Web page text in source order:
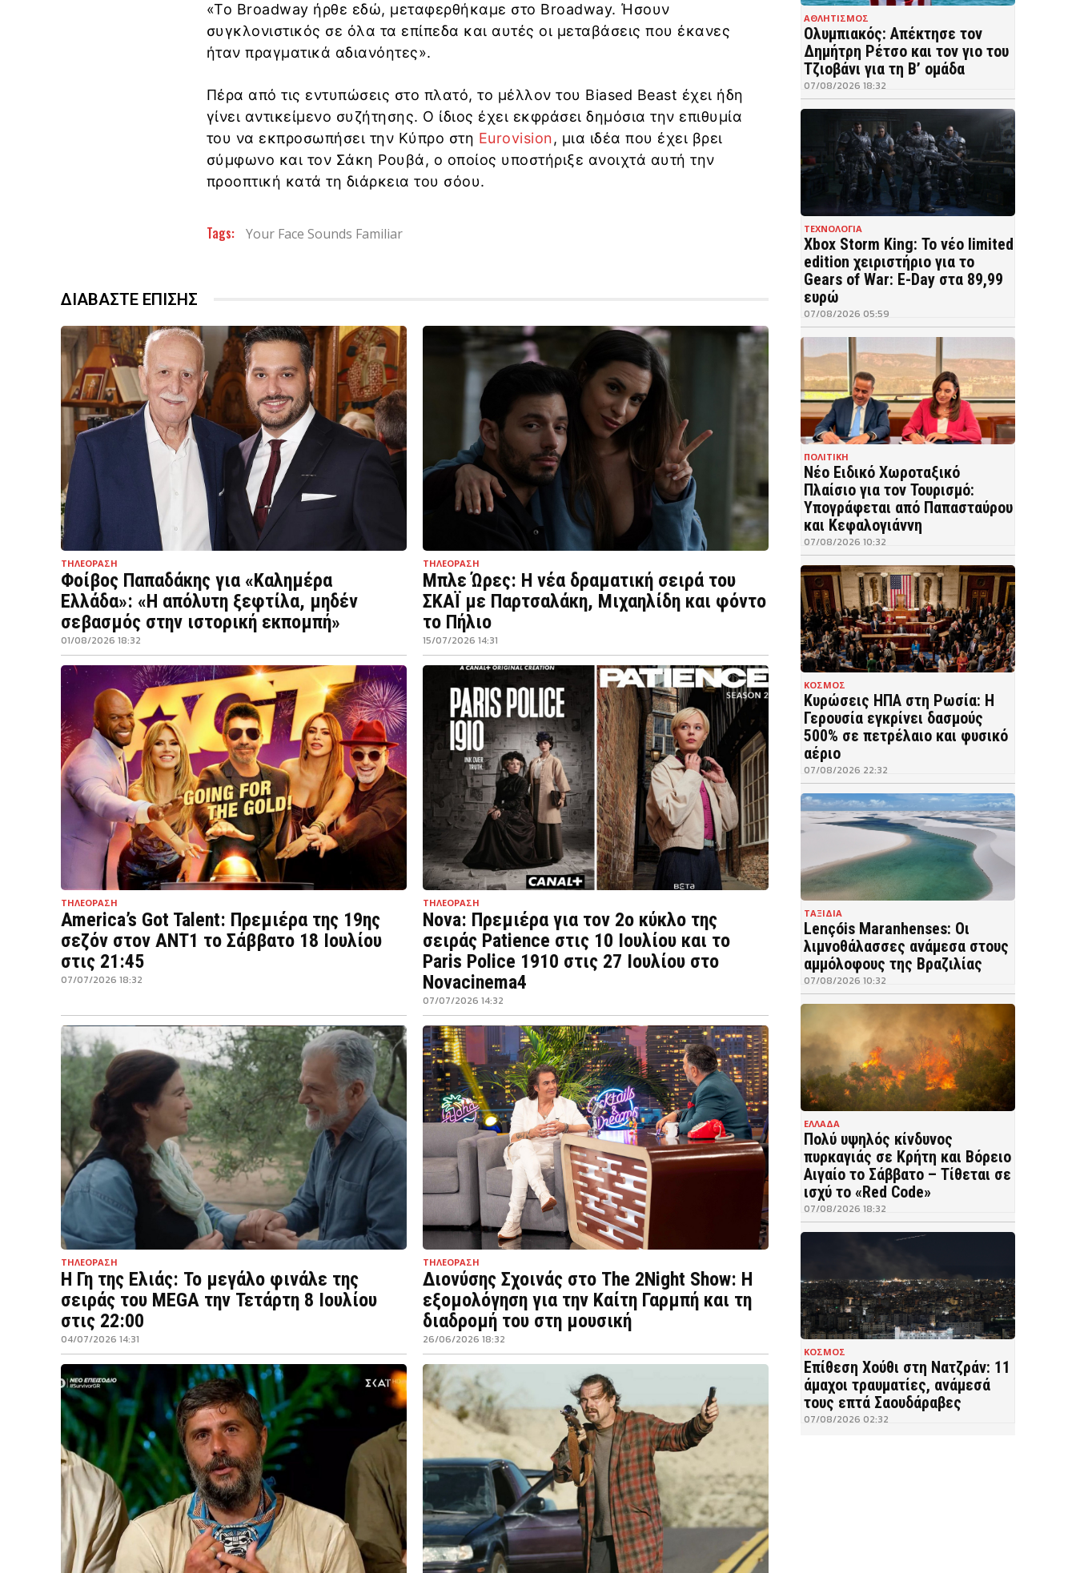
«Το Broadway ήρθε εδώ, μεταφερθήκαμε στο Broadway. Ήσουν
συγκλονιστικός σε όλα τα επίπεδα και αυτές οι μεταβάσεις που έκανες
ήταν πραγματικά αδιανόητες».
Πέρα από τις εντυπώσεις στο πλατό, το μέλλον του Biased Beast έχει ήδη
γίνει αντικείμενο συζήτησης. Ο ίδιος έχει εκφράσει δημόσια την επιθυμία
του να εκπροσωπήσει την Κύπρο στη Eurovision, μια ιδέα που έχει βρει
σύμφωνο και τον Σάκη Ρουβά, ο οποίος υποστήριξε ανοιχτά αυτή την
προοπτική κατά τη διάρκεια του σόου.
Tags: Your Face Sounds Familiar
ΔΙΑΒΑΣΤΕ ΕΠΙΣΗΣ
ΤΗΛΕΟΡΑΣΗ
Φοίβος Παπαδάκης για «Καλημέρα
Ελλάδα»: «Η απόλυτη ξεφτίλα, μηδέν
σεβασμός στην ιστορική εκπομπή»
01/08/2026 18:32
ΤΗΛΕΟΡΑΣΗ
Μπλε Ώρες: Η νέα δραματική σειρά του
ΣΚΑΪ με Παρτσαλάκη, Μιχαηλίδη και φόντο
το Πήλιο
15/07/2026 14:31
ΤΗΛΕΟΡΑΣΗ
America’s Got Talent: Πρεμιέρα της 19ης
σεζόν στον ΑΝΤ1 το Σάββατο 18 Ιουλίου
στις 21:45
07/07/2026 18:32
ΤΗΛΕΟΡΑΣΗ
Nova: Πρεμιέρα για τον 2ο κύκλο της
σειράς Patience στις 10 Ιουλίου και το
Paris Police 1910 στις 27 Ιουλίου στο
Novacinema4
07/07/2026 14:32
ΤΗΛΕΟΡΑΣΗ
Η Γη της Ελιάς: Το μεγάλο φινάλε της
σειράς του MEGA την Τετάρτη 8 Ιουλίου
στις 22:00
04/07/2026 14:31
ΤΗΛΕΟΡΑΣΗ
Διονύσης Σχοινάς στο The 2Night Show: Η
εξομολόγηση για την Καίτη Γαρμπή και τη
διαδρομή του στη μουσική
26/06/2026 18:32
ΑΘΛΗΤΙΣΜΟΣ
Ολυμπιακός: Απέκτησε τον
Δημήτρη Ρέτσο και τον γιο του
Τζιοβάνι για τη Β’ ομάδα
07/08/2026 18:32
ΤΕΧΝΟΛΟΓΙΑ
Xbox Storm King: Το νέο limited
edition χειριστήριο για το
Gears of War: E-Day στα 89,99
ευρώ
07/08/2026 05:59
ΠΟΛΙΤΙΚΗ
Νέο Ειδικό Χωροταξικό
Πλαίσιο για τον Τουρισμό:
Υπογράφεται από Παπασταύρου
και Κεφαλογιάννη
07/08/2026 10:32
ΚΟΣΜΟΣ
Κυρώσεις ΗΠΑ στη Ρωσία: Η
Γερουσία εγκρίνει δασμούς
500% σε πετρέλαιο και φυσικό
αέριο
07/08/2026 22:32
ΤΑΞΙΔΙΑ
Lençóis Maranhenses: Οι
λιμνοθάλασσες ανάμεσα στους
αμμόλοφους της Βραζιλίας
07/08/2026 10:32
ΕΛΛΑΔΑ
Πολύ υψηλός κίνδυνος
πυρκαγιάς σε Κρήτη και Βόρειο
Αιγαίο το Σάββατο – Τίθεται σε
ισχύ το «Red Code»
07/08/2026 18:32
ΚΟΣΜΟΣ
Επίθεση Χούθι στη Νατζράν: 11
άμαχοι τραυματίες, ανάμεσά
τους επτά Σαουδάραβες
07/08/2026 02:32